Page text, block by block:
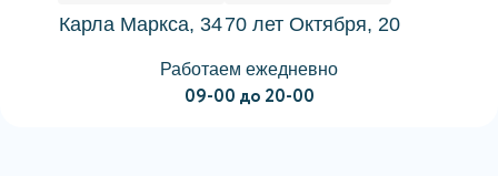
Карла Маркса, 3470 лет Октября, 20
Работаем ежедневно
09-00 до 20-00